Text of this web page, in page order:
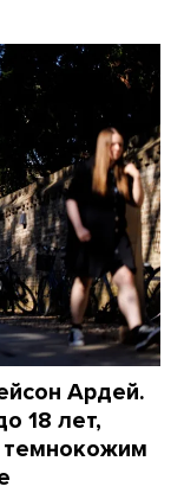
Ардей.
18 лет,